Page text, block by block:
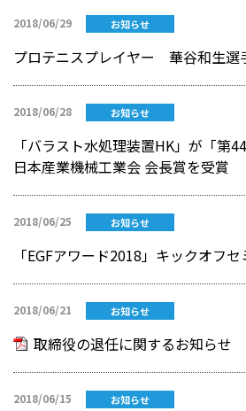
2018/06/29 お知らせ
プロテニスプレイヤー 華谷和生選
2018/06/28 お知らせ
日本産業機械工業会 会長賞を受賞
2018/06/25 お知らせ
2018/06/21 お知らせ
取締役の退任に関するお知らせ
2018/06/15 お知らせ